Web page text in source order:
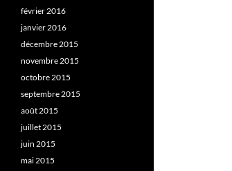
février 2016
janvier 2016
décembre 2015
novembre 2015
octobre 2015
septembre 2015
août 2015
juillet 2015
juin 2015
mai 2015